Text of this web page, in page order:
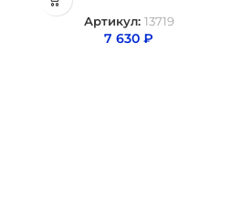
Артикул: 13719
7 630 ₽